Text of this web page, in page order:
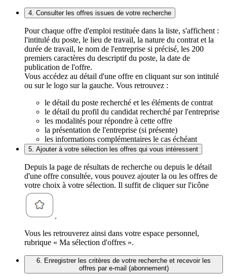
4. Consulter les offres issues de votre recherche
Pour chaque offre d'emploi restituée dans la liste, s'affichent :
l'intitulé du poste, le lieu de travail, la nature du contrat et la
durée de travail, le nom de l'entreprise si précisé, les 200
premiers caractères du descriptif du poste, la date de
publication de l'offre.
Vous accédez au détail d'une offre en cliquant sur son intitulé
ou sur le logo sur la gauche. Vous retrouvez :
le détail du poste recherché et les éléments de contrat
le détail du profil du candidat recherché par l'entreprise
les modalités pour répondre à cette offre
la présentation de l'entreprise (si présente)
les informations complémentaires le cas échéant
5. Ajouter à votre sélection les offres qui vous intéressent
Depuis la page de résultats de recherche ou depuis le détail
d'une offre consultée, vous pouvez ajouter la ou les offres de
votre choix à votre sélection. Il suffit de cliquer sur l'icône
.
Vous les retrouverez ainsi dans votre espace personnel,
rubrique « Ma sélection d'offres ».
6. Enregistrer les critères de votre recherche et recevoir les
offres par e-mail (abonnement)